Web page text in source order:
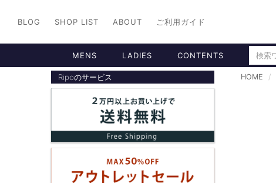
BLOG SHOP LIST ABOUT ご利用ガイド
MENS LADIES CONTENTS
Ripoのサービス HOME